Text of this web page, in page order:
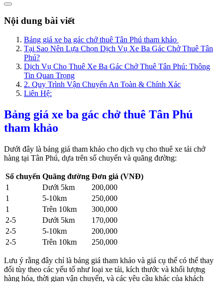
Nội dung bài viết
Bảng giá xe ba gác chở thuê Tân Phú tham khảo
Tại Sao Nên Lựa Chọn Dịch Vụ Xe Ba Gác Chở Thuê Tân
Phú?
Dịch Vụ Cho Thuê Xe Ba Gác Chở Thuê Tân Phú: Thông
Tin Quan Trọng
2. Quy Trình Vận Chuyển An Toàn & Chính Xác
Liên Hệ:
Bảng giá xe ba gác chở thuê Tân Phú
tham khảo
Dưới đây là bảng giá tham khảo cho dịch vụ cho thuê xe tải chở
hàng tại Tân Phú, dựa trên số chuyến và quãng đường:
Số chuyến Quãng đường Đơn giá (VNĐ)
1
Dưới 5km
200,000
1
5-10km
250,000
1
Trên 10km
300,000
2-5
Dưới 5km
170,000
2-5
5-10km
200,000
2-5
Trên 10km 250,000
Lưu ý rằng đây chỉ là bảng giá tham khảo và giá cụ thể có thể thay
đổi tùy theo các yếu tố như loại xe tải, kích thước và khối lượng
hàng hóa, thời gian vận chuyển, và các yêu cầu khác của khách